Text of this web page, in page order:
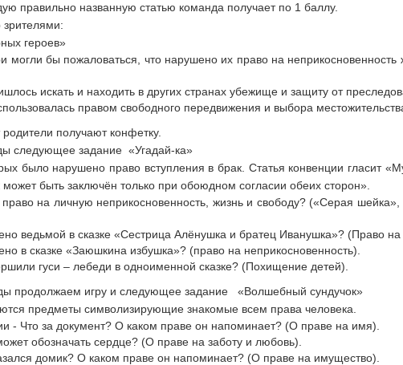
правильно названную статью команда получает по 1 баллу.
героев»
могли бы пожаловаться, что нарушено их право на
искать и находить в других странах убежище и защиту от
правом свободного передвижения и выбора
получают конфетку.
следующее задание «Угадай-ка»
было нарушено право вступления в брак. Статья конвенции гласит
быть заключён только при обоюдном согласии обеих сторон».
право на личную неприкосновенность, жизнь и свободу? («Серая
ведьмой в сказке «Сестрица Алёнушка и братец Иванушка»? (Право на
в сказке «Заюшкина избушка»? (право на неприкосновенность).
гуси – лебеди в одноименной сказке? (Похищение детей).
продолжаем игру и следующее задание «Волшебный сундучок»
предметы символизирующие знакомые всем права человека.
- Что за документ? О каком праве он напоминает? (О праве на имя).
обозначать сердце? (О праве на заботу и любовь).
домик? О каком праве он напоминает? (О праве на имущество).